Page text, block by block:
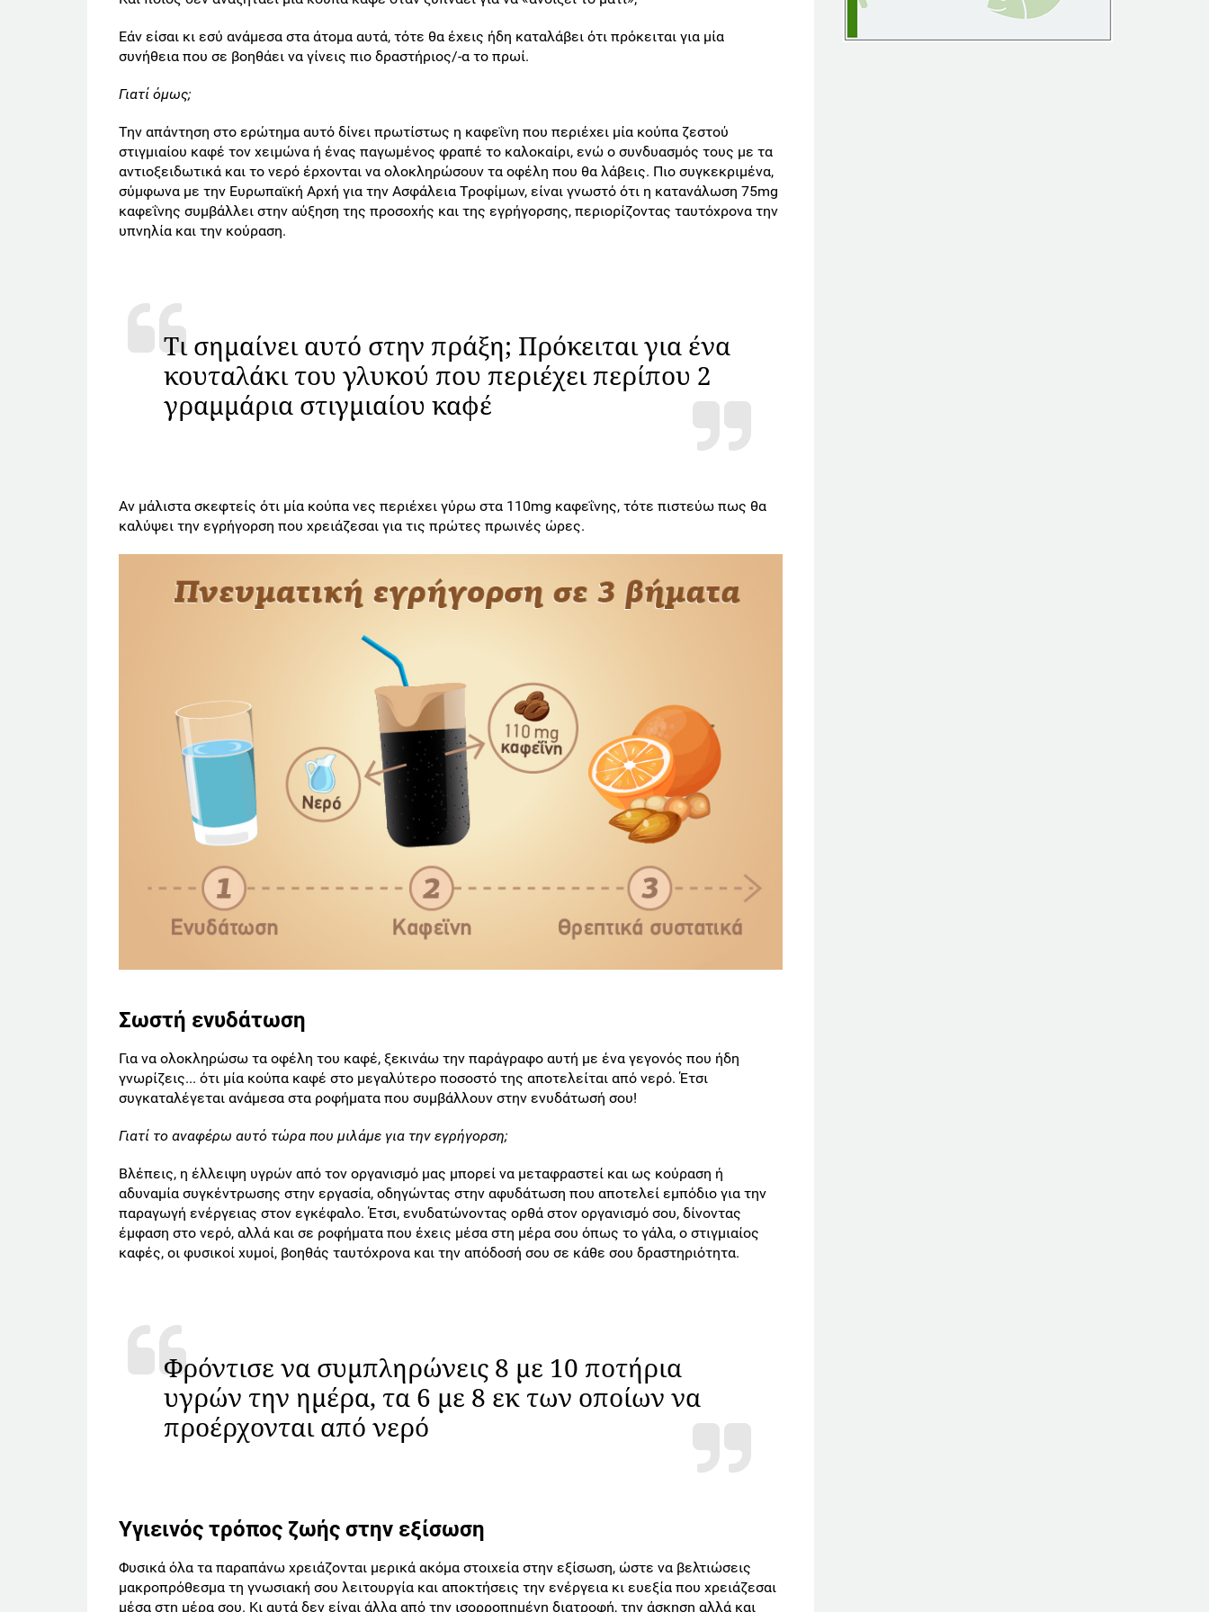
Εάν είσαι κι εσύ ανάμεσα στα άτομα αυτά, τότε θα έχεις ήδη καταλάβει ότι πρόκειται για μία
συνήθεια που σε βοηθάει να γίνεις πιο δραστήριος/-α το πρωί.
Γιατί όμως;
Την απάντηση στο ερώτημα αυτό δίνει πρωτίστως η καφεΐνη που περιέχει μία κούπα ζεστού
στιγμιαίου καφέ τον χειμώνα ή ένας παγωμένος φραπέ το καλοκαίρι, ενώ ο συνδυασμός τους με τα
αντιοξειδωτικά και το νερό έρχονται να ολοκληρώσουν τα οφέλη που θα λάβεις. Πιο συγκεκριμένα,
σύμφωνα με την Ευρωπαϊκή Αρχή για την Ασφάλεια Τροφίμων, είναι γνωστό ότι η κατανάλωση 75mg
καφεΐνης συμβάλλει στην αύξηση της προσοχής και της εγρήγορσης, περιορίζοντας ταυτόχρονα την
υπνηλία και την κούραση.
Τι σημαίνει αυτό στην πράξη; Πρόκειται για ένα
κουταλάκι του γλυκού που περιέχει περίπου 2
γραμμάρια στιγμιαίου καφέ
Αν μάλιστα σκεφτείς ότι μία κούπα νες περιέχει γύρω στα 110mg καφεΐνης, τότε πιστεύω πως θα
καλύψει την εγρήγορση που χρειάζεσαι για τις πρώτες πρωινές ώρες.
Σωστή ενυδάτωση
Για να ολοκληρώσω τα οφέλη του καφέ, ξεκινάω την παράγραφο αυτή με ένα γεγονός που ήδη
γνωρίζεις... ότι μία κούπα καφέ στο μεγαλύτερο ποσοστό της αποτελείται από νερό. Έτσι
συγκαταλέγεται ανάμεσα στα ροφήματα που συμβάλλουν στην ενυδάτωσή σου!
Γιατί το αναφέρω αυτό τώρα που μιλάμε για την εγρήγορση;
Βλέπεις, η έλλειψη υγρών από τον οργανισμό μας μπορεί να μεταφραστεί και ως κούραση ή
αδυναμία συγκέντρωσης στην εργασία, οδηγώντας στην αφυδάτωση που αποτελεί εμπόδιο για την
παραγωγή ενέργειας στον εγκέφαλο. Έτσι, ενυδατώνοντας ορθά στον οργανισμό σου, δίνοντας
έμφαση στο νερό, αλλά και σε ροφήματα που έχεις μέσα στη μέρα σου όπως το γάλα, ο στιγμιαίος
καφές, οι φυσικοί χυμοί, βοηθάς ταυτόχρονα και την απόδοσή σου σε κάθε σου δραστηριότητα.
Φρόντισε να συμπληρώνεις 8 με 10 ποτήρια
υγρών την ημέρα, τα 6 με 8 εκ των οποίων να
προέρχονται από νερό
Υγιεινός τρόπος ζωής στην εξίσωση
Φυσικά όλα τα παραπάνω χρειάζονται μερικά ακόμα στοιχεία στην εξίσωση, ώστε να βελτιώσεις
μακροπρόθεσμα τη γνωσιακή σου λειτουργία και αποκτήσεις την ενέργεια κι ευεξία που χρειάζεσαι
μέσα στη μέρα σου. Κι αυτά δεν είναι άλλα από την ισορροπημένη διατροφή, την άσκηση αλλά και